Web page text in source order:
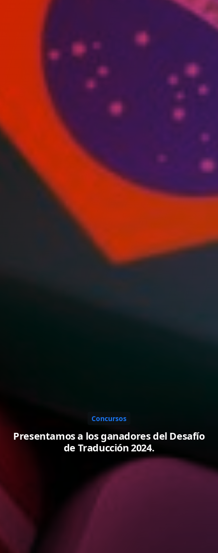
Concursos
Presentamos a los ganadores del Desafío
de Traducción 2024.